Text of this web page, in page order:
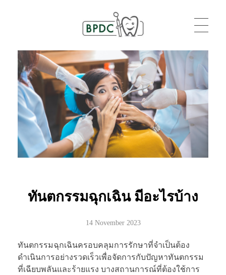
BPDC
ทันตกรรมฉุกเฉิน มีอะไรบ้าง
14 November 2023
ทันตกรรมฉุกเฉินครอบคลุมการรักษาที่จำเป็นต้อง
ดำเนินการอย่างรวดเร็วเพื่อจัดการกับปัญหาทันตกรรม
ที่เฉียบพลันและร้ายแรง บางสถานการณ์ที่ต้องใช้การ